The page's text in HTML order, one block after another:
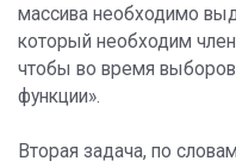
массива необходимо
который необходим
чтобы во время
функции».
Вторая задача, по